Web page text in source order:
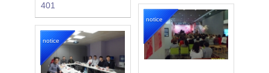
401
notice
notice